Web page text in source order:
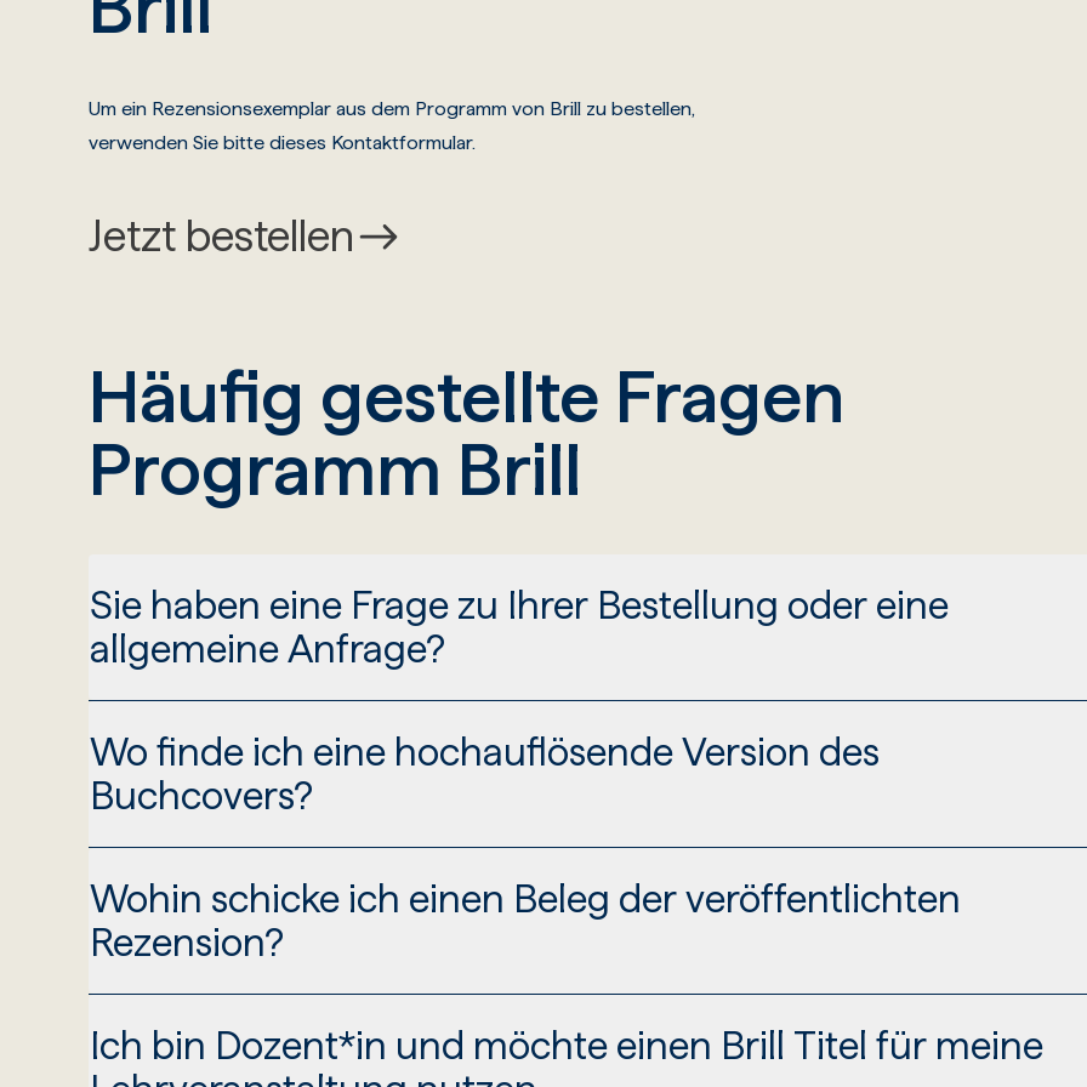
Um ein Rezensionsexemplar aus dem Programm von Brill zu bestellen,
verwenden Sie bitte dieses Kontaktformular.
Jetzt bestellen
Häufig gestellte Fragen
Programm Brill
Sie haben eine Frage zu Ihrer Bestellung oder eine
allgemeine Anfrage?
Schreiben Sie Ihr Anliegen per Email an presse@brill.com.
Wo finde ich eine hochauflösende Version des
Buchcovers?
Schreiben Sie uns per Email an presse@brill.com und wir schicken Ihnen das Cover zu.
Wohin schicke ich einen Beleg der veröffentlichten
Rezension?
Bitte senden Sie uns eine Kopie der veröffentlichten Rezension als PDF-Datei an folgende
presse@brill.com
Ich bin Dozent*in und möchte einen Brill Titel für meine